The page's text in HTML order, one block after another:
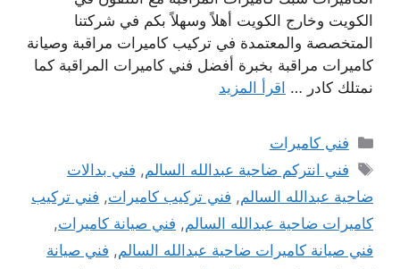
الكويت وخارج الكويت أهلاً وسهلاً بكم في شركتنا
المتخصصة والمعتمدة في تركيب كاميرات مراقبة وصيانة
كاميرات مراقبة بخبرة أفضل فني كاميرات المراقبة كما
نمتلك كادر … اقرأ المزيد
التصنيفات
فني كاميرات
الوسوم
فني انتركم ضاحية عبدالله السالم, فني بدالات
ضاحية عبدالله السالم, فني تركيب كاميرات, فني تركيب
كاميرات ضاحية عبدالله السالم, فني صيانة كاميرات,
فني صيانة كاميرات ضاحية عبدالله السالم, فني صيانة